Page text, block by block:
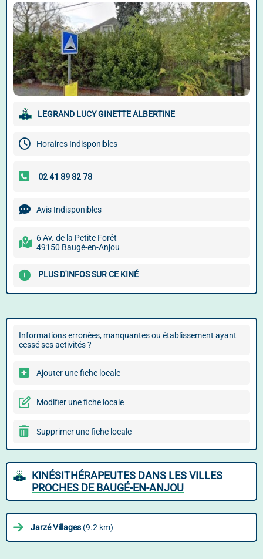
LEGRAND LUCY GINETTE ALBERTINE
Horaires Indisponibles
Avis Indisponibles
6 Av. de la Petite Forêt
49150 Baugé-en-Anjou
PLUS D'INFOS SUR CE KINÉ
Informations erronées, manquantes ou établissement ayant
cessé ses activités ?
Ajouter une fiche locale
Modifier une fiche locale
Supprimer une fiche locale
KINÉSITHÉRAPEUTES DANS LES VILLES
PROCHES DE BAUGÉ-EN-ANJOU
Jarzé Villages (9.2 km)